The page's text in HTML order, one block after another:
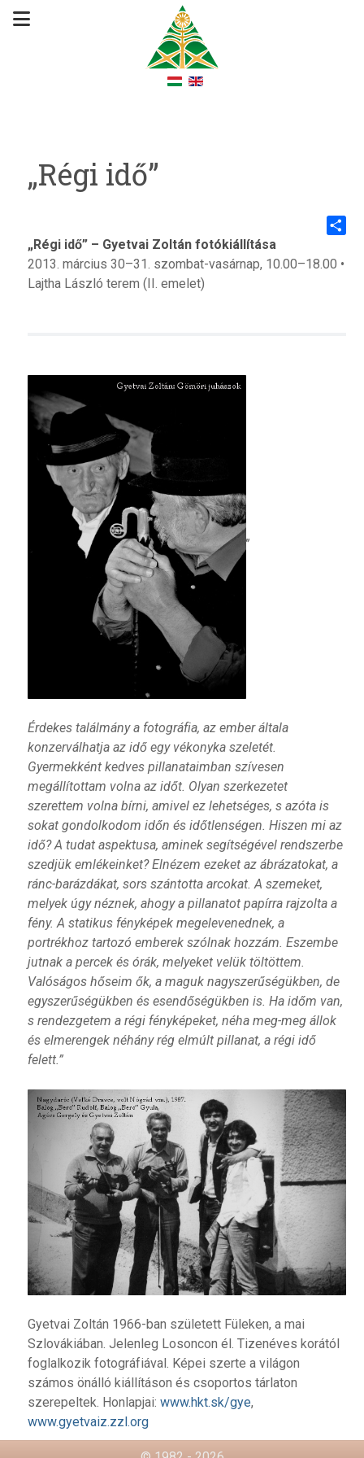
„Régi idő”
„Régi idő” – Gyetvai Zoltán fotókiállítása
2013. március 30–31. szombat-vasárnap, 10.00–18.00 •
Lajtha László terem (II. emelet)
„
Érdekes találmány a fotográfia, az ember általa
konzerválhatja az idő egy vékonyka szeletét.
Gyermekként kedves pillanataimban szívesen
megállítottam volna az időt. Olyan szerkezetet
szerettem volna bírni, amivel ez lehetséges, s azóta is
sokat gondolkodom időn és időtlenségen. Hiszen mi az
idő? A tudat aspektusa, aminek segítségével rendszerbe
szedjük emlékeinket? Elnézem ezeket az ábrázatokat, a
ránc-barázdákat, sors szántotta arcokat. A szemeket,
melyek úgy néznek, ahogy a pillanatot papírra rajzolta a
fény. A statikus fényképek megelevenednek, a
portrékhoz tartozó emberek szólnak hozzám. Eszembe
jutnak a percek és órák, melyeket velük töltöttem.
Valóságos hőseim ők, a maguk nagyszerűségükben, de
egyszerűségükben és esendőségükben is. Ha időm van,
s rendezgetem a régi fényképeket, néha meg-meg állok
és elmerengek néhány rég elmúlt pillanat, a régi idő
felett.”
Gyetvai Zoltán 1966-ban született Füleken, a mai
Szlovákiában. Jelenleg Losoncon él. Tizenéves korától
foglalkozik fotográfiával. Képei szerte a világon
számos önálló kiállításon és csoportos tárlaton
szerepeltek. Honlapjai: www.hkt.sk/gye,
www.gyetvaiz.zzl.org